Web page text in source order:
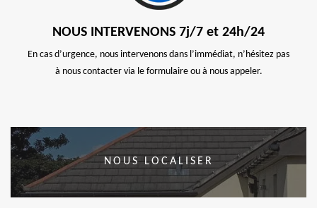
NOUS INTERVENONS 7j/7 et 24h/24
En cas d’urgence, nous intervenons dans l’immédiat, n’hésitez pas
à nous contacter via le formulaire ou à nous appeler.
NOUS LOCALISER